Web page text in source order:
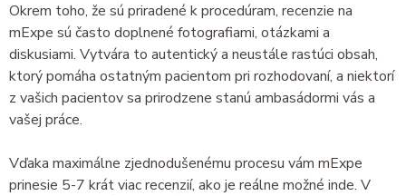
Okrem toho, že sú priradené k procedúram, recenzie na
mExpe sú často doplnené fotografiami, otázkami a
diskusiami. Vytvára to autentický a neustále rastúci obsah,
ktorý pomáha ostatným pacientom pri rozhodovaní, a niektorí
z vašich pacientov sa prirodzene stanú ambasádormi vás a
vašej práce.
Vďaka maximálne zjednodušenému procesu vám mExpe
prinesie 5-7 krát viac recenzií, ako je reálne možné inde. V